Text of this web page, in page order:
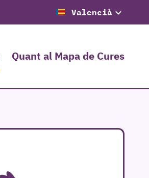
Valencià
Quant al Mapa de Cures